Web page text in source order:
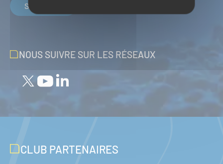
S'inscrire
NOUS SUIVRE SUR LES RÉSEAUX
CLUB PARTENAIRES